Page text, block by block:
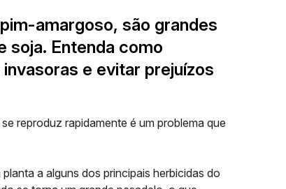
amargoso, são grandes
soja. Entenda como
e evitar prejuízos
reproduz rapidamente é um problema que
planta a alguns dos principais herbicidas do